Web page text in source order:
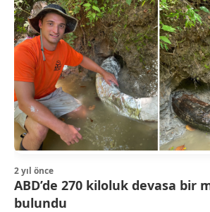
2 yıl önce
ABD’de 270 kiloluk devasa bir
bulundu